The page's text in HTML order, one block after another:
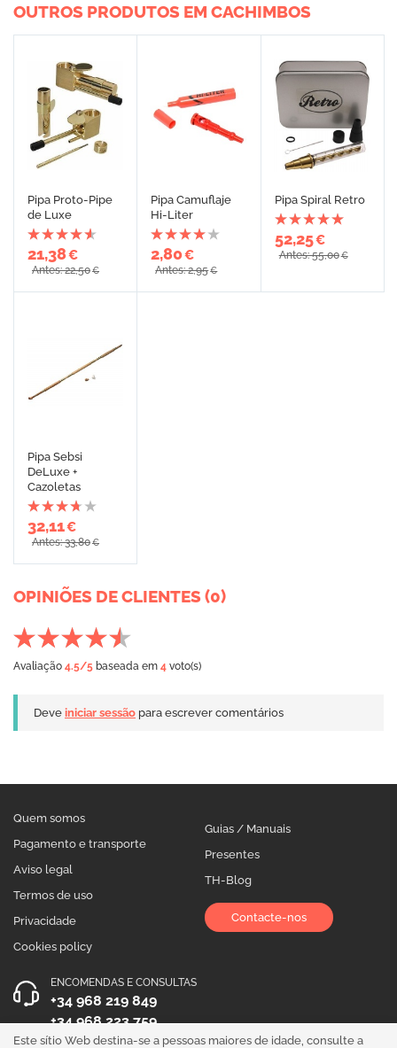
OUTROS PRODUTOS EM CACHIMBOS
Pipa Proto-Pipe
de Luxe
21,38€
Antes: 22,50€
Pipa Camuflaje
Hi-Liter
2,80€
Antes: 2,95€
Pipa Spiral Retro
52,25€
Antes: 55,00€
Pipa Sebsi
DeLuxe +
Cazoletas
32,11€
Antes: 33,80€
OPINIÕES DE CLIENTES (0)
Avaliação 4.5/5 baseada em 4 voto(s)
Deve iniciar sessão para escrever comentários
Quem somos
Pagamento e transporte
Aviso legal
Termos de uso
Privacidade
Cookies policy
Guias / Manuais
Presentes
TH-Blog
Contacte-nos
ENCOMENDAS E CONSULTAS
+34 968 219 849
+34 968 223 759
Este sítio Web destina-se a pessoas maiores de idade, consulte a